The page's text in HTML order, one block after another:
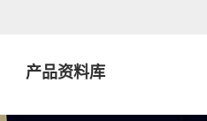
产品资料库